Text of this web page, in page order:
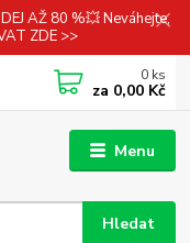
AŽ 80 %💥 Neváhejte,
ZDE >>
Menu
Hledat
0 ks
za 0,00 Kč